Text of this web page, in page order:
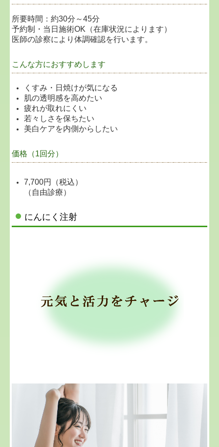
所要時間：約30分～45分
予約制・当日施術OK（在庫状況によります）
医師の診察により体調確認を行います。
こんな方におすすめします
くすみ・日焼けが気になる
肌の透明感を高めたい
疲れが取れにくい
若々しさを保ちたい
美白ケアを内側からしたい
価格（1回分）
7,700円（税込）
（自由診療）
にんにく注射